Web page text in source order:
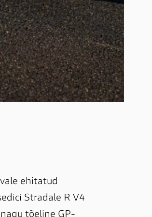
ehitatud
Stradale R V4
tõeline GP-